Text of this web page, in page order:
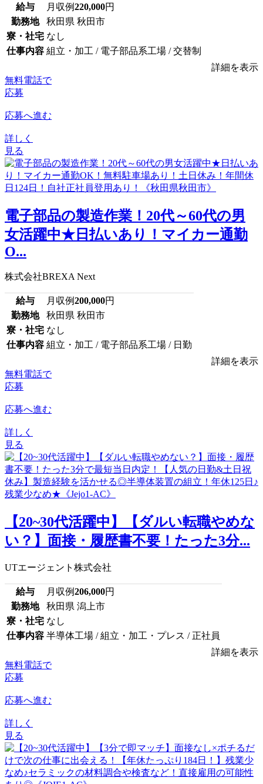
給与 月収例220,000円
勤務地
秋田県 秋田市
寮・社宅 なし
仕事内容 組立・加工 / 電子部品系工場 / 交替制
詳細を表示
無料電話で
応募
応募へ進む
詳しく
見る
電子部品の製造作業！20代～60代の男
女活躍中★日払いあり！マイカー通勤
O...
株式会社BREXA Next
給与 月収例200,000円
勤務地
秋田県 秋田市
寮・社宅 なし
仕事内容 組立・加工 / 電子部品系工場 / 日勤
詳細を表示
無料電話で
応募
応募へ進む
詳しく
見る
【20~30代活躍中】【ダルい転職やめな
い？】面接・履歴書不要！たった3分...
UTエージェント株式会社
給与 月収例206,000円
勤務地
秋田県 潟上市
寮・社宅 なし
仕事内容 半導体工場 / 組立・加工・プレス / 正社員
詳細を表示
無料電話で
応募
応募へ進む
詳しく
見る